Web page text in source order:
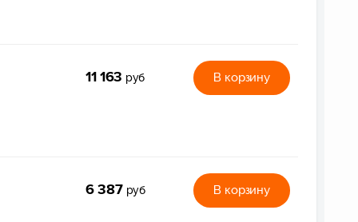
11 163 руб В корзину
6 387 руб В корзину